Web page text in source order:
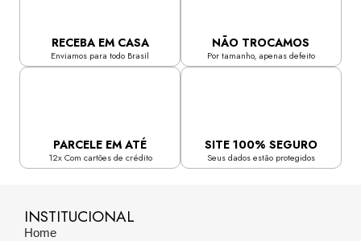
RECEBA EM CASA
Enviamos para todo Brasil
NÃO TROCAMOS
Por tamanho, apenas defeito
PARCELE EM ATÉ
12x Com cartões de crédito
SITE 100% SEGURO
Seus dados estão protegidos
INSTITUCIONAL
Home